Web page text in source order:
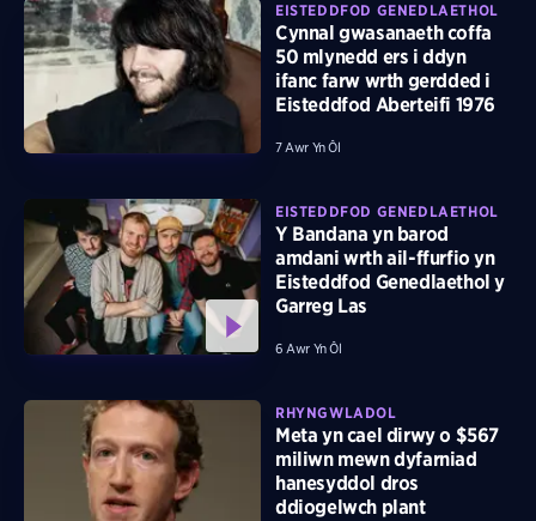
EISTEDDFOD GENEDLAETHOL
Cynnal gwasanaeth coffa
50 mlynedd ers i ddyn
ifanc farw wrth gerdded i
Eisteddfod Aberteifi 1976
7 Awr Yn Ôl
EISTEDDFOD GENEDLAETHOL
Y Bandana yn barod
amdani wrth ail-ffurfio yn
Eisteddfod Genedlaethol y
Garreg Las
6 Awr Yn Ôl
RHYNGWLADOL
Meta yn cael dirwy o $567
miliwn mewn dyfarniad
hanesyddol dros
ddiogelwch plant